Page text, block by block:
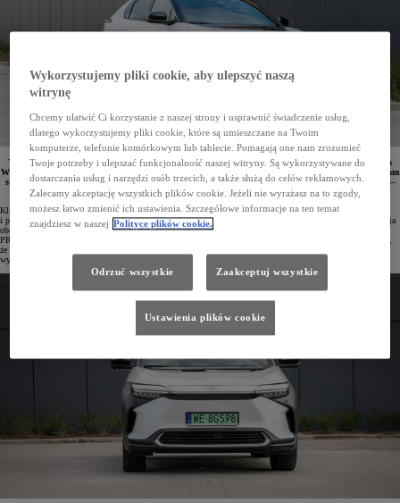
Toyota wprowadza nowe opcje finansowania elektryków dla różnych odbiorców. Oferta promocyjna
Wiosna z Elektrykiem jest skierowana do klientów indywidualnych, a EKO Leasing 100% to program
stworzony z myślą o przedsiębiorcach. Obie oferty obejmują pojazdy wyprodukowane w latach 2024–
2025.
Klienci zainteresowani zakupem samochodu z napędem elektrycznym w autoryzowanych salonach Toyoty
i punktach Toyota Professional mogą skorzystać z wyjątkowo atrakcyjnych warunków finansowania. Promocja
obejmuje szeroki wybór modeli elektrycznych: Toyotę bZ4X, PROACE MAX Electric, PROACE Electric,
PROACE Verso Electric, PROACE CITY Electric, a także PROACE CITY Verso Electric. Warto podkreślić,
że specjalne warunki dotyczą zarówno pojazdów z końcówki produkcji 2024, jak i najnowszych egzemplarzy
wyprodukowanych w 2025 roku.
Wykorzystujemy pliki cookie, aby ulepszyć naszą
witrynę
Chcemy ułatwić Ci korzystanie z naszej strony i usprawnić świadczenie usług,
dlatego wykorzystujemy pliki cookie, które są umieszczane na Twoim
komputerze, telefonie komórkowym lub tablecie. Pomagają one nam zrozumieć
Twoje potrzeby i ulepszać funkcjonalność naszej witryny. Są wykorzystywane do
dostarczania usług i narzędzi osób trzecich, a także służą do celów reklamowych.
Zalecamy akceptację wszystkich plików cookie. Jeżeli nie wyrażasz na to zgody,
możesz łatwo zmienić ich ustawienia. Szczegółowe informacje na ten temat
znajdziesz w naszej Polityce plików cookie.
Odrzuć wszystkie Zaakceptuj wszystkie
Ustawienia plików cookie